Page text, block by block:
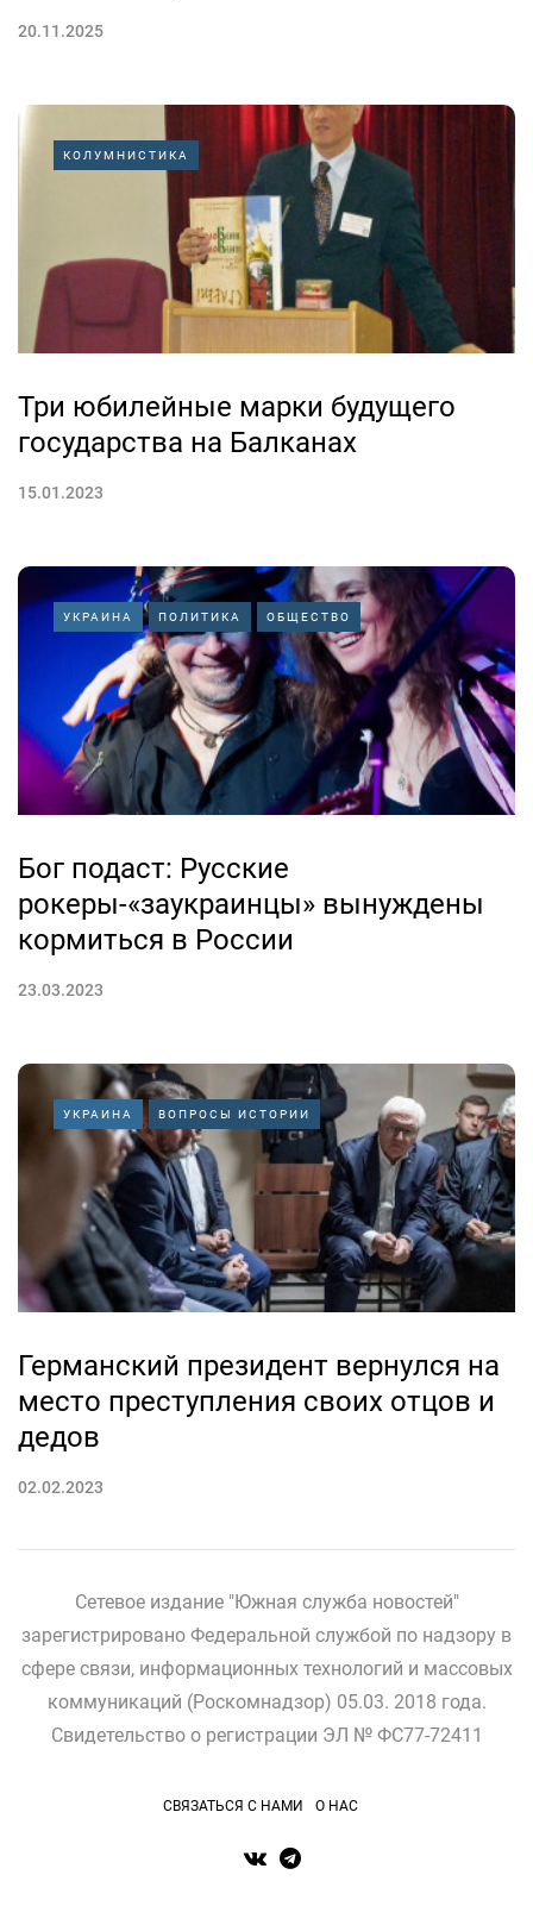
20.11.2025
КОЛУМНИСТИКА
Три юбилейные марки будущего
государства на Балканах
15.01.2023
УКРАИНА ПОЛИТИКА ОБЩЕСТВО
Бог подаст: Русские
рокеры-«заукраинцы» вынуждены
кормиться в России
23.03.2023
УКРАИНА ВОПРОСЫ ИСТОРИИ
Германский президент вернулся на
место преступления своих отцов и
дедов
02.02.2023
Сетевое издание "Южная служба новостей"
зарегистрировано Федеральной службой по надзору в
сфере связи, информационных технологий и массовых
коммуникаций (Роскомнадзор) 05.03. 2018 года.
Свидетельство о регистрации ЭЛ № ФС77-72411
СВЯЗАТЬСЯ С НАМИ О НАС